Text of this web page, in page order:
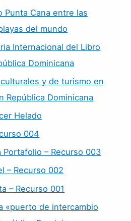
Punta Cana entre las
del mundo
Internacional del Libro
Dominicana
y de turismo en
República Dominicana
Helado
004
– Recurso 003
– Recurso 002
– Recurso 001
«puerto de intercambio